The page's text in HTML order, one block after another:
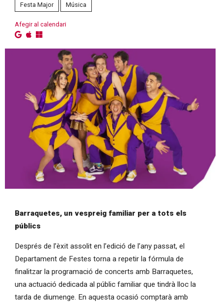
Festa Major Música
Afegir al calendari
Barraquetes, un vespreig familiar per a tots els
públics
Després de l’èxit assolit en l’edició de l’any passat, el
Departament de Festes torna a repetir la fórmula de
finalitzar la programació de concerts amb Barraquetes,
una actuació dedicada al públic familiar que tindrà lloc la
tarda de diumenge. En aquesta ocasió comptarà amb